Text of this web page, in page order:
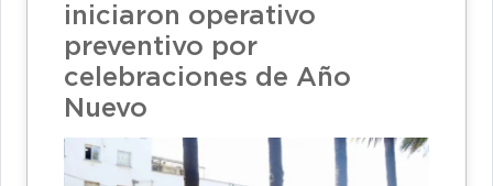
iniciaron operativo
preventivo por
celebraciones de Año
Nuevo